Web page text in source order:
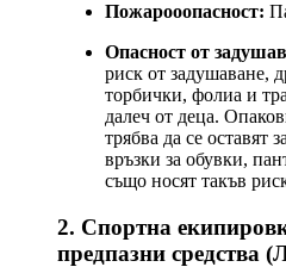
Пожарооопасност:
Опасност от
риск от задушаване,
торбички, фолиа и
далеч от деца.
трябва да се оставят
връзки за обувки,
също носят такъв
2. Спортна
предпазни средства